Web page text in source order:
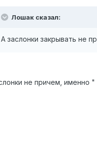
Лошак сказал:
А заслонки закрывать не
не причем, именно